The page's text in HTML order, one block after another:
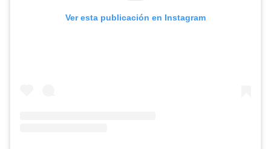
Ver esta publicación en Instagram